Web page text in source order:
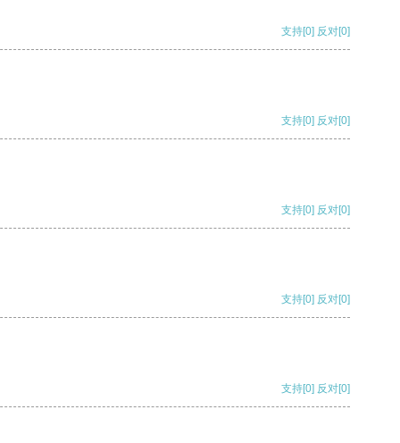
支持[0] 反对[0]
支持[0] 反对[0]
支持[0] 反对[0]
支持[0] 反对[0]
支持[0] 反对[0]